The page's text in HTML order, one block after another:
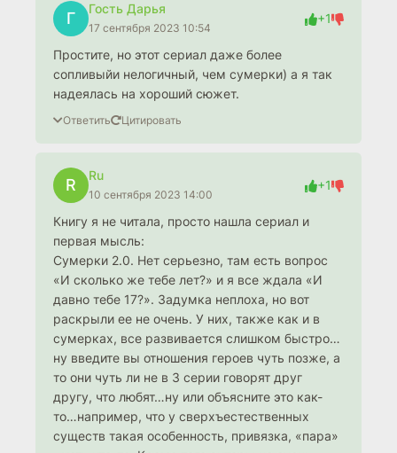
Г
Гость Дарья
17 сентября 2023 10:54
+1
Простите, но этот сериал даже более
сопливыйи нелогичный, чем сумерки) а я так
надеялась на хороший сюжет.
Ответить Цитировать
R
Ru
10 сентября 2023 14:00
+1
Книгу я не читала, просто нашла сериал и
первая мысль:
Сумерки 2.0. Нет серьезно, там есть вопрос
«И сколько же тебе лет?» и я все ждала «И
давно тебе 17?». Задумка неплоха, но вот
раскрыли ее не очень. У них, также как и в
сумерках, все развивается слишком быстро…
ну введите вы отношения героев чуть позже, а
то они чуть ли не в 3 серии говорят друг
другу, что любят…ну или объясните это как-
то…например, что у сверхъестественных
существ такая особенность, привязка, «пара»